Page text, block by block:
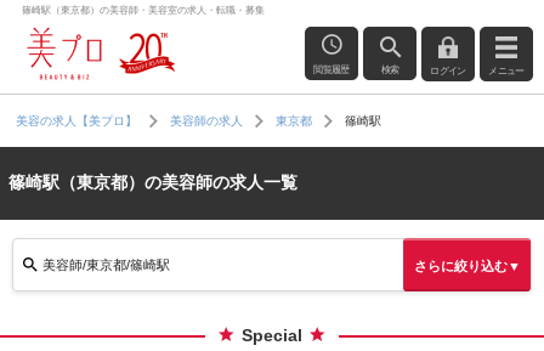
篠崎駅（東京都）の美容師・美容室の求人・転職・募集
閲覧履歴 検索 ログイン メニュー
美容の求人【美プロ】 美容師の求人 東京都 篠崎駅
篠崎駅（東京都）の美容師の求人一覧
美容師/東京都/篠崎駅 さらに絞り込む▼
Special